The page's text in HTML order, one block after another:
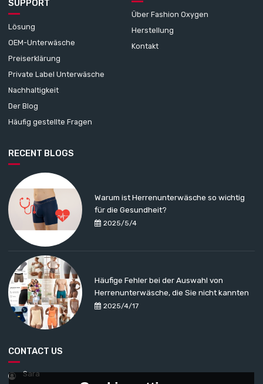
SUPPORT
Lösung
OEM-Unterwäsche
Preiserklärung
Private Label Unterwäsche
Nachhaltigkeit
Der Blog
Häufig gestellte Fragen
Über Fashion Oxygen
Herstellung
Kontakt
RECENT BLOGS
2025/5/4
Warum ist Herrenunterwäsche so wichtig
für die Gesundheit?
2025/4/17
Häufige Fehler bei der Auswahl von
Herrenunterwäsche, die Sie nicht kannten
CONTACT US
Sara